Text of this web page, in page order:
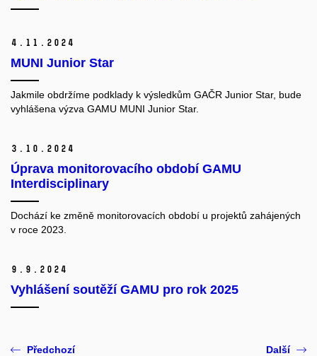
4. 11. 2024
MUNI Junior Star
Jakmile obdržíme podklady k výsledkům GAČR Junior Star, bude
vyhlášena výzva GAMU MUNI Junior Star.
3. 10. 2024
Úprava monitorovacího období GAMU
Interdisciplinary
Dochází ke změně monitorovacích období u projektů zahájených
v roce 2023.
9. 9. 2024
Vyhlášení soutěží GAMU pro rok 2025
Předchozí Další